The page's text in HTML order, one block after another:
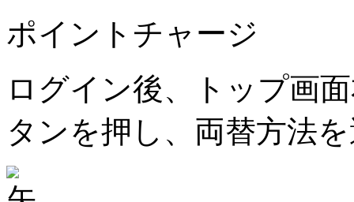
ポイントチャージ
ログイン後、トップ画
タンを押し、両替方法